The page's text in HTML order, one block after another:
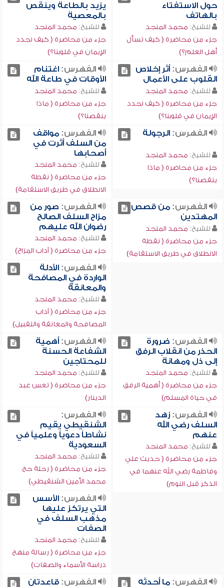
حول الاستفتاء
بالهاتف
للشيخ: محمد المنجد
جزء من محاضرة ( كيف تسأل
أهل العلم؟)
يزيد بالطاعة وينقص
بالمعصية
للشيخ: محمد المنجد
جزء من محاضرة ( كيف نجدد
الإيمان في قلوبنا؟)
الفهرس:أثر إخلاص
القلوب على الأعمال
للشيخ: محمد المنجد
جزء من محاضرة ( كيف نجدد
الإيمان في قلوبنا؟)
الفهرس:اغتنام
الأوقات في طاعة الله
للشيخ: محمد المنجد
جزء من محاضرة ( ماذا
ينقصنا؟)
الفهرس:الرجولة
للشيخ: محمد المنجد
جزء من محاضرة ( ماذا
ينقصنا؟)
الفهرس:مواقف
من السلف أثرت في
أصحابها
للشيخ: محمد المنجد
جزء من محاضرة ( نقطة
الانطلاق في طريق الاستقامة)
الفهرس:من قصص
المهتدين
للشيخ: محمد المنجد
جزء من محاضرة ( نقطة
الانطلاق في طريق الاستقامة)
الفهرس: صور من
مزاح السلف الصالح
رضوان الله عليهم
للشيخ: محمد المنجد
جزء من محاضرة ( آداب المزاح)
الفهرس:الأدلة
الواردة في المصافحة
والمعانقة
للشيخ: محمد المنجد
جزء من محاضرة ( آداب
المصافحة والمعانقة والتقبيل)
الفهرس: ضرورة
الحذر من انقلاب الرفق
إلى ذل ومهانة
للشيخ: محمد المنجد
جزء من محاضرة ( أهمية الرفق
في حياة المسلم)
الفهرس:أهمية
الشفاعة الحسنة
للمحتاجين
للشيخ: محمد المنجد
جزء من محاضرة ( تعس عبد
الدينار)
الفهرس:زهد
السلف رضي الله
عنهم
للشيخ: محمد المنجد
جزء من محاضرة ( حديث علي
وفاطمة رضي الله عنهما في
الذكر قبل النوم)
الفهرس:
الشنقيطي يقيم
نشاطاً دعوياً وعلمياً في
السعودية
للشيخ: محمد المنجد
جزء من محاضرة ( رحلة حج
محمد الأمين الشنقيطي)
الفهرس:الأسس
التي يرتكز عليها
مذهب السلف في
الصفات
للشيخ: محمد المنجد
جزء من محاضرة ( رسالة منهج
دراسة الأسماء والصفات)
الفهرس:ما أحدثه
الفهرس:قاعدتان